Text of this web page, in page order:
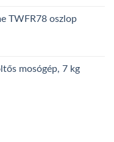
TWFR78 oszlop
mosógép, 7 kg